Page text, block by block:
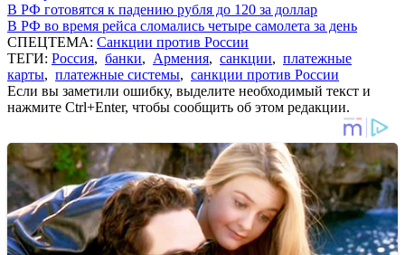
В РФ готовятся к падению рубля до 120 за доллар
В РФ во время рейса сломались четыре самолета за день
СПЕЦТЕМА: Санкции против России
ТЕГИ: Россия, банки, Армения, санкции, платежные
карты, платежные системы, санкции против России
Если вы заметили ошибку, выделите необходимый текст и
нажмите Ctrl+Enter, чтобы сообщить об этом редакции.